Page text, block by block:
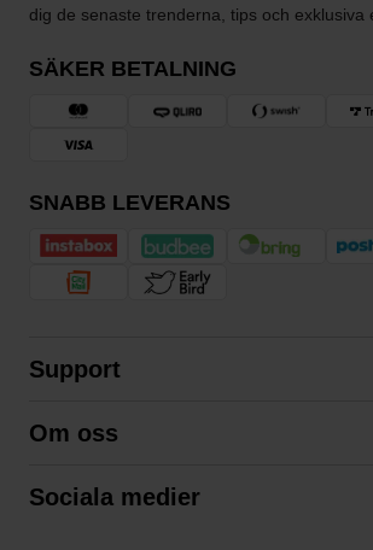
dig de senaste trenderna, tips och exklusiva
SÄKER BETALNING
SNABB LEVERANS
Support
Köpvillkor
Om oss
Sociala medier